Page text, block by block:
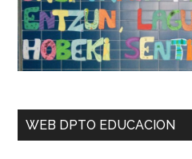
WEB DPTO EDUCACION